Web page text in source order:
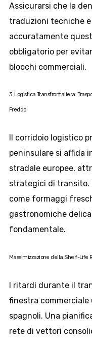
Assicurarsi che la
traduzioni tecniche
accuratamente
obbligatorio per
blocchi commerciali.
3. Logistica Transfrontaliera:
Freddo
Il corridoio logistico
peninsulare si affida
stradale europee,
strategici di transito.
come formaggi
gastronomiche
fondamentale.
Massimizzazione della Shelf-Life
I ritardi durante il
finestra
spagnoli. Una
rete di vettori